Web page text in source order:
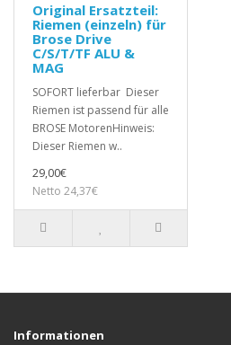
Original Ersatzteil:
Riemen (einzeln) für
Brose Drive
C/S/T/TF ALU &
MAG
SOFORT lieferbar Dieser
Riemen ist passend für alle
BROSE MotorenHinweis:
Dieser Riemen w..
29,00€
Netto 24,37€
Informationen